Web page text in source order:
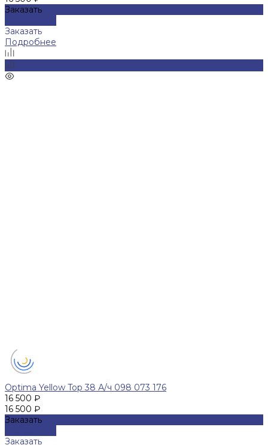
Заказать
Заказать
Подробнее
Optima Yellow Top 38 А/ч 098 073 176
16 500 ₽
16 500 ₽
Заказать
Заказать